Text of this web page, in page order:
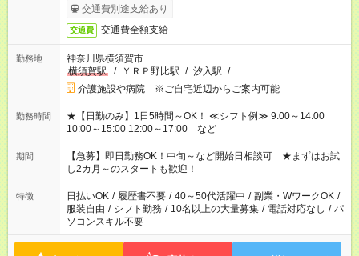
交通費別途支給あり
交通費 交通費全額支給
勤務地
神奈川県横須賀市
横須賀駅
/ ＹＲＰ野比駅 / 汐入駅 / …
介護施設や病院 ※ご自宅近辺からご案内可能
勤務時間
★【日勤のみ】1日5時間～OK！ ≪シフト例≫ 9:00～14:00
10:00～15:00 12:00～17:00 など
期間
【急募】即日勤務OK！中旬～など開始日相談可 ★まずはお試
し2カ月～のスタートも歓迎！
特徴 日払いOK / 履歴書不要 / 40～50代活躍中 / 副業・WワークOK /
服装自由 / シフト勤務 / 10名以上の大量募集 / 電話対応なし / パ
ソコンスキル不要